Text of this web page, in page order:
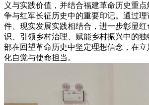
义与实践价值，并结合福建革命历史重
争与红军长征历史中的重要印记。通过
件、现实发展实践相结合，进一步彰显
识、引领乡村治理、赋能乡村振兴中的
部在回望革命历史中坚定理想信念，在
化自觉与使命担当。